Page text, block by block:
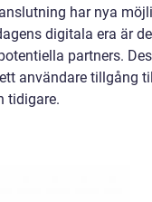
har nya
digitala era är
partners.
användare tillgång
tidigare.